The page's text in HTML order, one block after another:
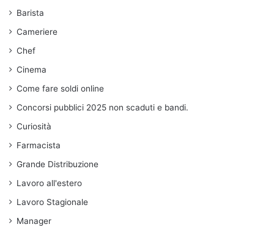
Barista
Cameriere
Chef
Cinema
Come fare soldi online
Concorsi pubblici 2025 non scaduti e bandi.
Curiosità
Farmacista
Grande Distribuzione
Lavoro all'estero
Lavoro Stagionale
Manager